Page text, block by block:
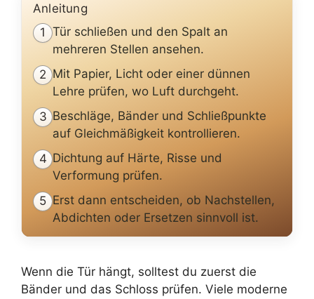
Anleitung
1 Tür schließen und den Spalt an
mehreren Stellen ansehen.
2 Mit Papier, Licht oder einer dünnen
Lehre prüfen, wo Luft durchgeht.
3 Beschläge, Bänder und Schließpunkte
auf Gleichmäßigkeit kontrollieren.
4 Dichtung auf Härte, Risse und
Verformung prüfen.
5 Erst dann entscheiden, ob Nachstellen,
Abdichten oder Ersetzen sinnvoll ist.
Wenn die Tür hängt, solltest du zuerst die
Bänder und das Schloss prüfen. Viele moderne